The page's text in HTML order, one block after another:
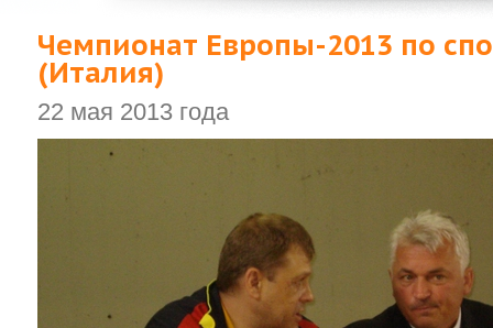
Чемпионат Европы-2013 по
(Италия)
22 мая 2013 года